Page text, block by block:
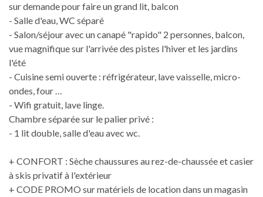
sur demande pour faire un grand lit, balcon
- Salle d'eau, WC séparé
- Salon/séjour avec un canapé "rapido" 2 personnes, balcon,
vue magnifique sur l'arrivée des pistes l'hiver et les jardins
l'été
- Cuisine semi ouverte : réfrigérateur, lave vaisselle, micro-
ondes, four …
- Wifi gratuit, lave linge.
Chambre séparée sur le palier privé :
- 1 lit double, salle d'eau avec wc.
+ CONFORT : Sèche chaussures au rez-de-chaussée et casier
à skis privatif à l'extérieur
+ CODE PROMO sur matériels de location dans un magasin